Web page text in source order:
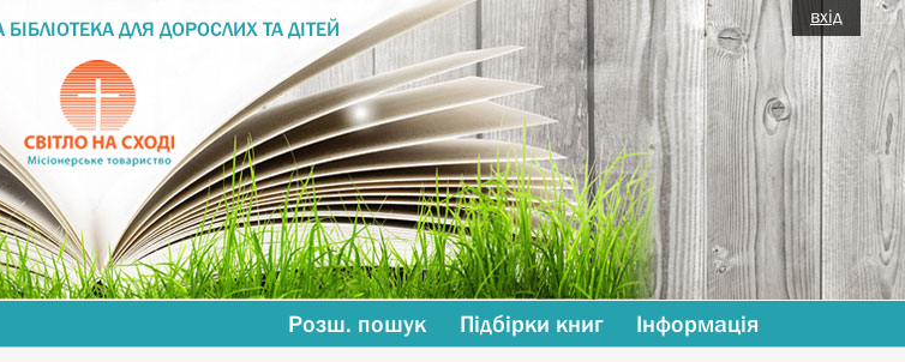
ДЛЯ ДОРОСЛИХ ТА ДІТЕЙ
Розш. пошук Підбірки книг Інформація
вхід